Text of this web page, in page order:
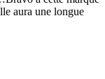
aura une longue